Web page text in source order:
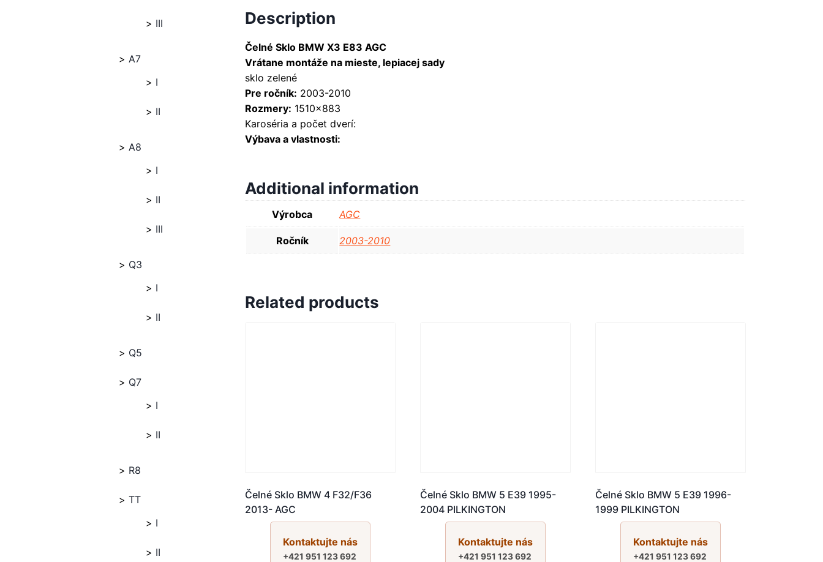
Description
Čelné Sklo BMW X3 E83 AGC
Vrátane montáže na mieste, lepiacej sady
sklo zelené
Pre ročník: 2003-2010
Rozmery: 1510×883
Karoséria a počet dverí:
Výbava a vlastnosti:
Additional information
Výrobca AGC
Ročník 2003-2010
Related products
Čelné Sklo BMW 4 F32/F36
2013- AGC
Kontaktujte nás
+421 951 123 692
Čelné Sklo BMW 5 E39 1995-
2004 PILKINGTON
Kontaktujte nás
+421 951 123 692
Čelné Sklo BMW 5 E39 1996-
1999 PILKINGTON
Kontaktujte nás
+421 951 123 692
III
A7
I
II
A8
I
II
III
Q3
I
II
Q5
Q7
I
II
R8
TT
I
II